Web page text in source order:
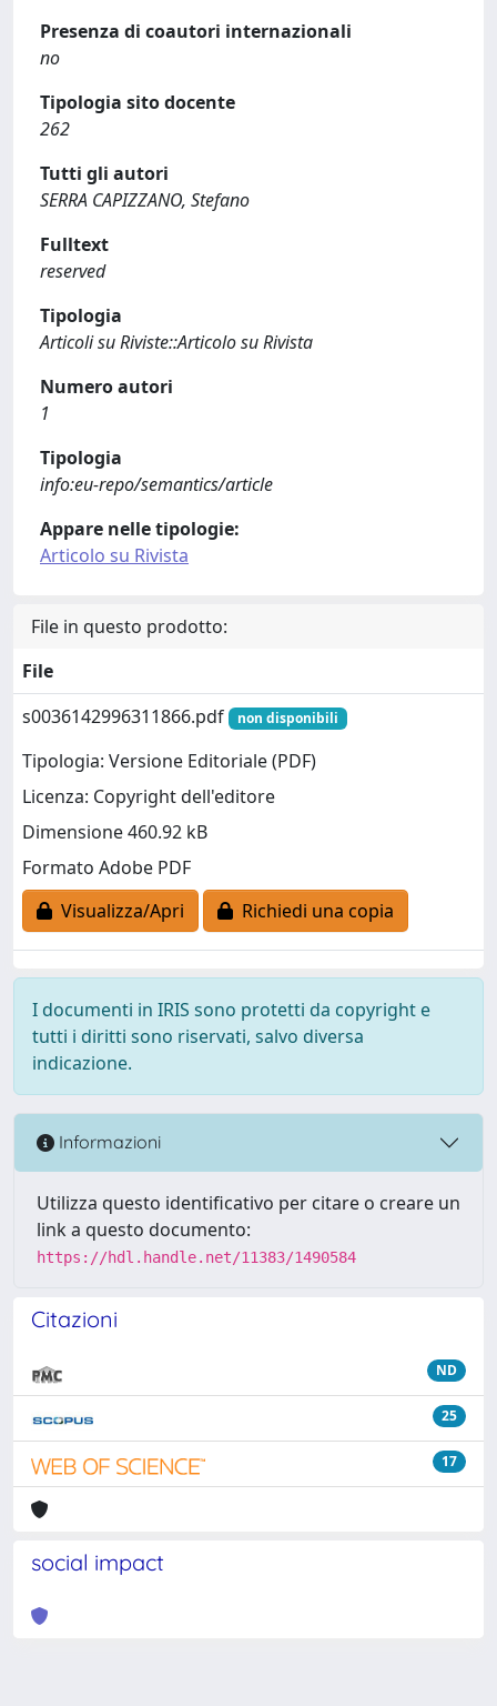
Presenza di coautori internazionali
no
Tipologia sito docente
262
Tutti gli autori
SERRA CAPIZZANO, Stefano
Fulltext
reserved
Tipologia
Articoli su Riviste::Articolo su Rivista
Numero autori
1
Tipologia
info:eu-repo/semantics/article
Appare nelle tipologie:
Articolo su Rivista
File in questo prodotto:
File
s0036142996311866.pdf
non disponibili
Tipologia: Versione Editoriale (PDF)
Licenza: Copyright dell'editore
Dimensione 460.92 kB
Formato Adobe PDF
Visualizza/Apri
Richiedi una copia
I documenti in IRIS sono protetti da copyright e
tutti i diritti sono riservati, salvo diversa
indicazione.
Informazioni
Utilizza questo identificativo per citare o creare un
link a questo documento:
https://hdl.handle.net/11383/1490584
Citazioni
ND
25
17
social impact